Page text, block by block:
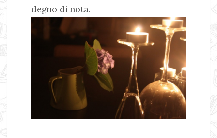
degno di nota.